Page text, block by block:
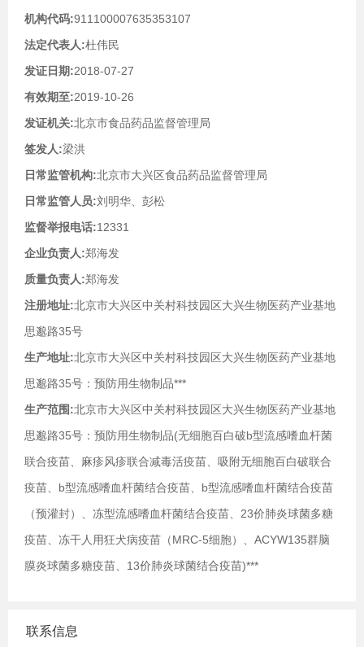
机构代码:911100007635353107
法定代表人:杜伟民
发证日期:2018-07-27
有效期至:2019-10-26
发证机关:北京市食品药品监督管理局
签发人:梁洪
日常监管机构:北京市大兴区食品药品监督管理局
日常监管人员:刘明华、彭松
监督举报电话:12331
企业负责人:郑海发
质量负责人:郑海发
注册地址:北京市大兴区中关村科技园区大兴生物医药产业基地
思邈路35号
生产地址:北京市大兴区中关村科技园区大兴生物医药产业基地
思邈路35号：预防用生物制品***
生产范围:北京市大兴区中关村科技园区大兴生物医药产业基地
思邈路35号：预防用生物制品(无细胞百白破b型流感嗜血杆菌
联合疫苗、麻疹风疹联合减毒活疫苗、吸附无细胞百白破联合
疫苗、b型流感嗜血杆菌结合疫苗、b型流感嗜血杆菌结合疫苗
（预灌封）、冻型流感嗜血杆菌结合疫苗、23价肺炎球菌多糖
疫苗、冻干人用狂犬病疫苗（MRC-5细胞）、ACYW135群脑
膜炎球菌多糖疫苗、13价肺炎球菌结合疫苗)***
联系信息